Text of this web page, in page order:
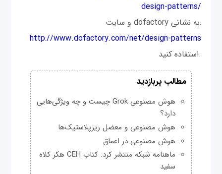
design-patterns/
و سایت dofactory به نشانی:
http://www.dofactory.com/net/design-patterns
استفاده کنید.
مطالب پربازدید
هوش مصنوعی Grok چیست و چه ویژگی‌هایی
دارد؟
هوش مصنوعی و معضل ریزپلاستیک‌ها
هوش مصنوعی در اعماق
ماهنامه شبکه منتشر کرد: کتاب CEH هکر کلاه
سفید